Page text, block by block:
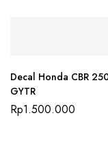
Decal Honda CBR
GYTR
Rp1.500.000